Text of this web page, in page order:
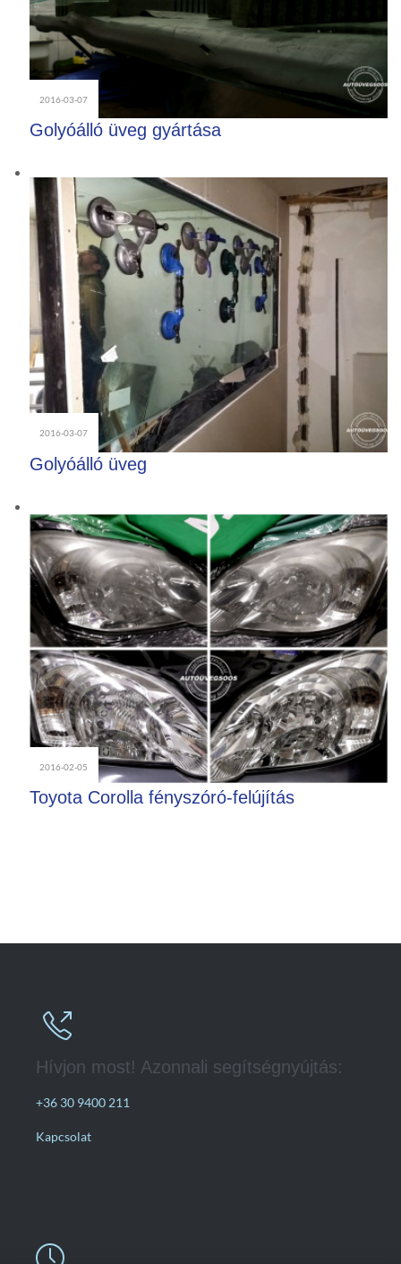
2016-03-07
Golyóálló üveg gyártása
2016-03-07
Golyóálló üveg
2016-02-05
Toyota Corolla fényszóró-felújítás

Hívjon most! Azonnali segítségnyújtás:
+36 30 9400 211
Kapcsolat
